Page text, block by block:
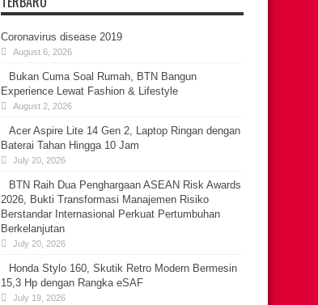
Coronavirus disease 2019
August 6, 2026
Bukan Cuma Soal Rumah, BTN Bangun
Experience Lewat Fashion & Lifestyle
August 2, 2026
Acer Aspire Lite 14 Gen 2, Laptop Ringan dengan
Baterai Tahan Hingga 10 Jam
July 20, 2026
BTN Raih Dua Penghargaan ASEAN Risk Awards
2026, Bukti Transformasi Manajemen Risiko
Berstandar Internasional Perkuat Pertumbuhan
Berkelanjutan
July 20, 2026
Honda Stylo 160, Skutik Retro Modern Bermesin
15,3 Hp dengan Rangka eSAF
July 19, 2026